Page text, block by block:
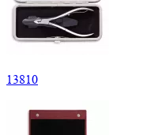
13810